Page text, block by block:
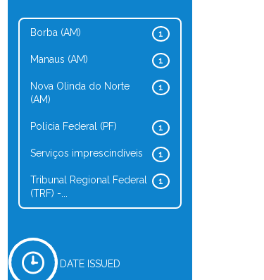
1
Borba (AM)
1
Manaus (AM)
1
Nova Olinda do Norte
(AM)
1
Polícia Federal (PF)
1
Serviços imprescindíveis
1
Tribunal Regional Federal
(TRF) -...
DATE ISSUED